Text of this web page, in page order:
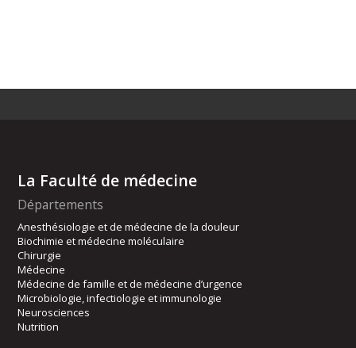
La Faculté de médecine
Départements
Anesthésiologie et de médecine de la douleur
Biochimie et médecine moléculaire
Chirurgie
Médecine
Médecine de famille et de médecine d’urgence
Microbiologie, infectiologie et immunologie
Neurosciences
Nutrition